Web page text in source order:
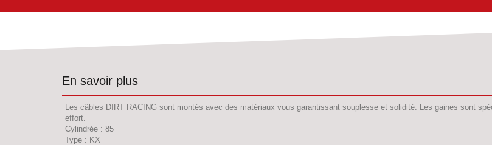
En savoir plus
Les câbles DIRT RACING sont montés avec des matériaux vous garantissant souplesse et solidité. Les gaines sont
effort.
Cylindrée : 85
Type : KX